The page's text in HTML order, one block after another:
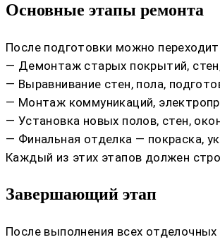
Основные этапы ремонта
После подготовки можно
— Демонтаж старых покрытий,
— Выравнивание стен, пола,
— Монтаж коммуникаций,
— Установка новых полов, стен,
— Финальная отделка — покраска,
Каждый из этих этапов должен
Завершающий этап
После выполнения всех